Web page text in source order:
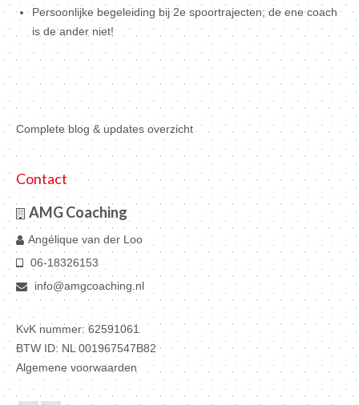
Persoonlijke begeleiding bij 2e spoortrajecten; de ene coach
is de ander niet!
Complete blog & updates overzicht
Contact
AMG Coaching
Angélique van der Loo
06-18326153
info@amgcoaching.nl
KvK nummer: 62591061
BTW ID: NL 001967547B82
Algemene voorwaarden